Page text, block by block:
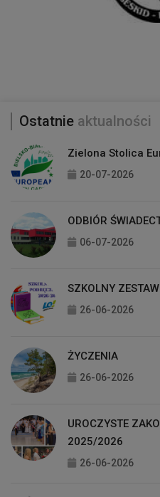
Ostatnie aktualności
Zielona Stolica
20-07-2026
ODBIÓR
06-07-2026
SZKOLNY
26-06-2026
ŻYCZENIA
26-06-2026
UROCZYSTE
2025/2026
26-06-2026